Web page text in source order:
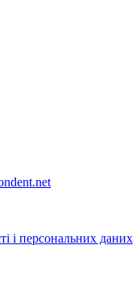
і персональних даних